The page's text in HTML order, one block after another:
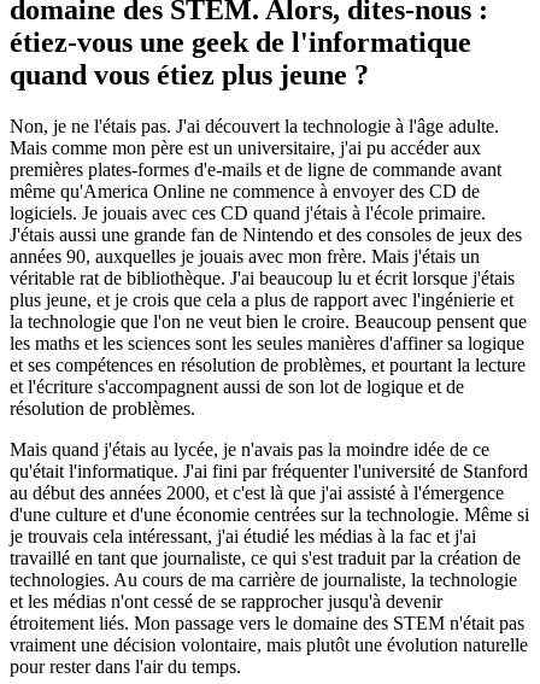
domaine des STEM. Alors, dites-nous :
étiez-vous une geek de l'informatique
quand vous étiez plus jeune ?
Non, je ne l'étais pas. J'ai découvert la technologie à l'âge adulte.
Mais comme mon père est un universitaire, j'ai pu accéder aux
premières plates-formes d'e-mails et de ligne de commande avant
même qu'America Online ne commence à envoyer des CD de
logiciels. Je jouais avec ces CD quand j'étais à l'école primaire.
J'étais aussi une grande fan de Nintendo et des consoles de jeux des
années 90, auxquelles je jouais avec mon frère. Mais j'étais un
véritable rat de bibliothèque. J'ai beaucoup lu et écrit lorsque j'étais
plus jeune, et je crois que cela a plus de rapport avec l'ingénierie et
la technologie que l'on ne veut bien le croire. Beaucoup pensent que
les maths et les sciences sont les seules manières d'affiner sa logique
et ses compétences en résolution de problèmes, et pourtant la lecture
et l'écriture s'accompagnent aussi de son lot de logique et de
résolution de problèmes.
Mais quand j'étais au lycée, je n'avais pas la moindre idée de ce
qu'était l'informatique. J'ai fini par fréquenter l'université de Stanford
au début des années 2000, et c'est là que j'ai assisté à l'émergence
d'une culture et d'une économie centrées sur la technologie. Même si
je trouvais cela intéressant, j'ai étudié les médias à la fac et j'ai
travaillé en tant que journaliste, ce qui s'est traduit par la création de
technologies. Au cours de ma carrière de journaliste, la technologie
et les médias n'ont cessé de se rapprocher jusqu'à devenir
étroitement liés. Mon passage vers le domaine des STEM n'était pas
vraiment une décision volontaire, mais plutôt une évolution naturelle
pour rester dans l'air du temps.